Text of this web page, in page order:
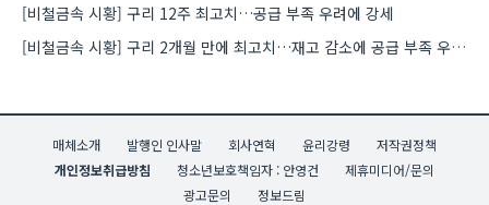
[비철금속 시황] 구리 12주 최고치…공급 부족 우려에 강세
[비철금속 시황] 구리 2개월 만에 최고치…재고 감소에 공급 부족 우려 확대
매체소개 발행인 인사말 회사연혁 윤리강령
저작권정책
개인정보취급방침
청소년보호책임자 : 안영건
제휴미디어/문의
광고문의
정보드림